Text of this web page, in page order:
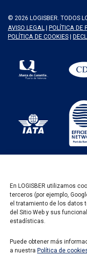
En LOGISBER utilizamos
terceros (por ejemplo,
el tratamiento de los datos
del Sitio Web y sus
estadísticas.
Puede obtener más
a nuestra Política de
© 2026 LOGISBER. TODOS
AVISO LEGAL | POLÍTICA DE
POLÍTICA DE COOKIES |
PROGRAMA KIT
FONDOS NEXT